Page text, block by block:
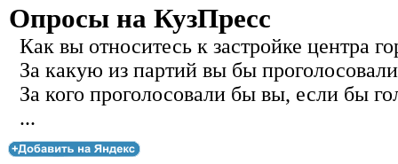
Опросы на КузПресс
Как вы относитесь к застройке центра
За какую из партий вы бы
За кого проголосовали бы вы, если бы
...